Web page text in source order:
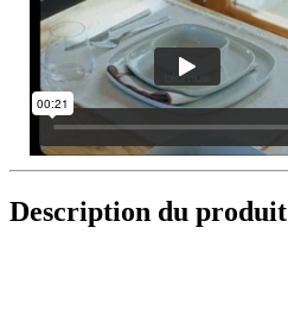
Description du produit